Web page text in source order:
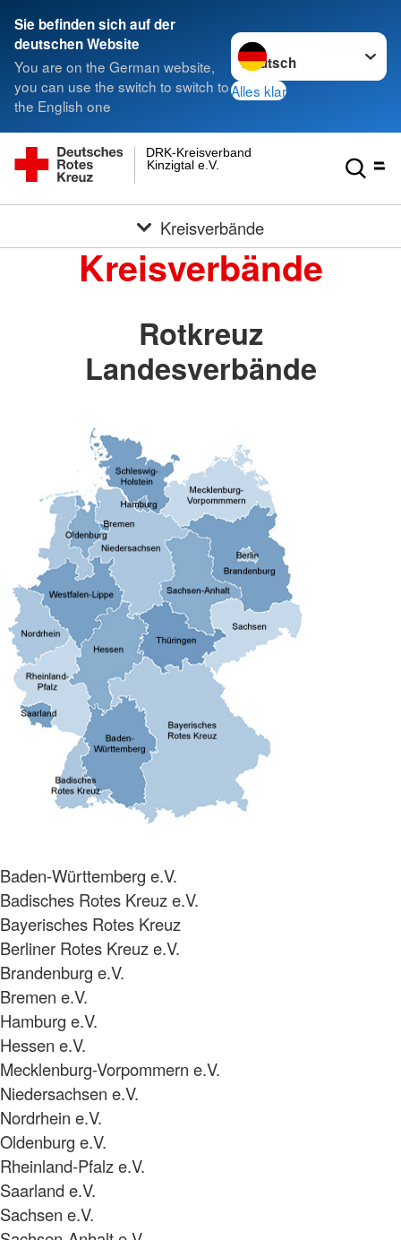
Sie befinden sich auf der
deutschen Website
You are on the German website,
you can use the switch to switch to
the English one
Sprache wechseln zu
Alles klar
Kinzigtal e.V.
DRK-Kreisverband
Kreisverbände
Kreisverbände
Rotkreuz
Landesverbände
Baden-Württemberg e.V.
Badisches Rotes Kreuz e.V.
Bayerisches Rotes Kreuz
Berliner Rotes Kreuz e.V.
Brandenburg e.V.
Bremen e.V.
Hamburg e.V.
Hessen e.V.
Mecklenburg-Vorpommern e.V.
Niedersachsen e.V.
Nordrhein e.V.
Oldenburg e.V.
Rheinland-Pfalz e.V.
Saarland e.V.
Sachsen e.V.